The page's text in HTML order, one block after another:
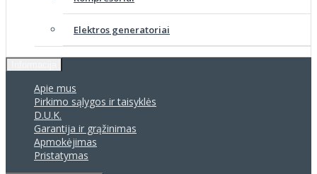
Elektros generatoriai
Apie mus
Pirkimo sąlygos ir taisyklės
D.U.K.
Garantija ir grąžinimas
Apmokėjimas
Pristatymas